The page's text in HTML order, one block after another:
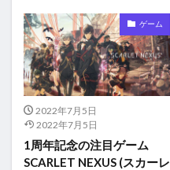
ゲーム
2022年7月5日
2022年7月5日
1周年記念の注目ゲーム
SCARLET NEXUS (スカーレ